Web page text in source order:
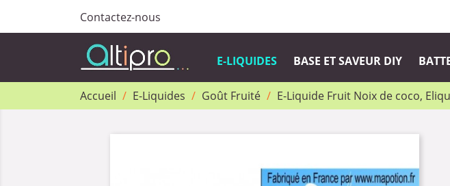
Contactez-nous
E-LIQUIDES BASE ET SAVEUR DIY
Accueil E-Liquides Goût Fruité E-Liquide Fruit Noix de coco,